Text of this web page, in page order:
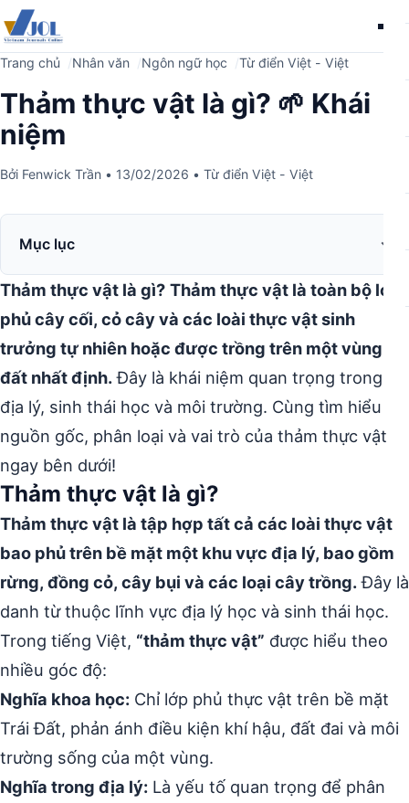
Trang chủ Nhân văn Ngôn ngữ học Từ điển Việt - Việt
Thảm thực vật là gì? 🌱 Khái
niệm
Bởi Fenwick Trần • 13/02/2026 • Từ điển Việt - Việt
Mục lục
Thảm thực vật là gì? Thảm thực vật là toàn bộ lớp
phủ cây cối, cỏ cây và các loài thực vật sinh
trưởng tự nhiên hoặc được trồng trên một vùng
đất nhất định.Đây là khái niệm quan trọng trong
địa lý, sinh thái học và môi trường. Cùng tìm hiểu
nguồn gốc, phân loại và vai trò của thảm thực vật
ngay bên dưới!
Thảm thực vật là gì?
Thảm thực vật là tập hợp tất cả các loài thực vật
bao phủ trên bề mặt một khu vực địa lý, bao gồm
rừng, đồng cỏ, cây bụi và các loại cây trồng.Đây là
danh từ thuộc lĩnh vực địa lý học và sinh thái học.
Trong tiếng Việt, “thảm thực vật” được hiểu theo
nhiều góc độ:
Nghĩa khoa học: Chỉ lớp phủ thực vật trên bề mặt
Trái Đất, phản ánh điều kiện khí hậu, đất đai và môi
trường sống của một vùng.
Nghĩa trong địa lý: Là yếu tố quan trọng để phân